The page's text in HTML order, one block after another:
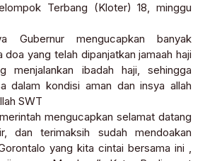
Terbang (Kloter) 18, minggu
Gubernur mengucapkan banyak
yang telah dipanjatkan jamaah haji
menjalankan ibadah haji, sehingga
dalam kondisi aman dan insya allah
SWT
mengucapkan selamat datang
dan terimaksih sudah mendoakan
yang kita cintai bersama ini ,